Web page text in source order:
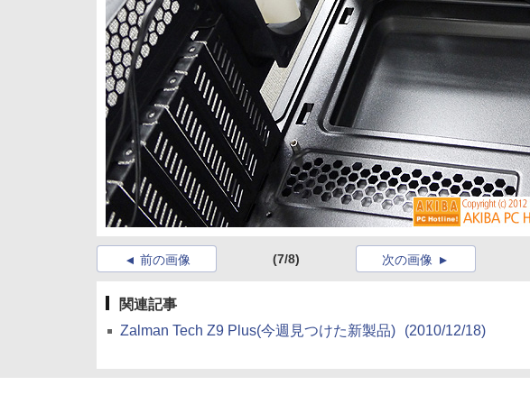
前の画像 (7/8) 次の画像
関連記事
Zalman Tech Z9 Plus(今週見つけた新製品)
(2010/12/18)